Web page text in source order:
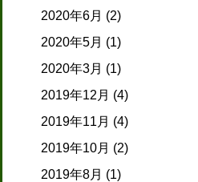
2020年6月 (2)
2020年5月 (1)
2020年3月 (1)
2019年12月 (4)
2019年11月 (4)
2019年10月 (2)
2019年8月 (1)